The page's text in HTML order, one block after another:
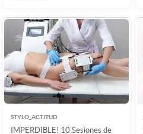
STYLO_ACTITUD
IMPERDIBLE! 10 Sesiones de